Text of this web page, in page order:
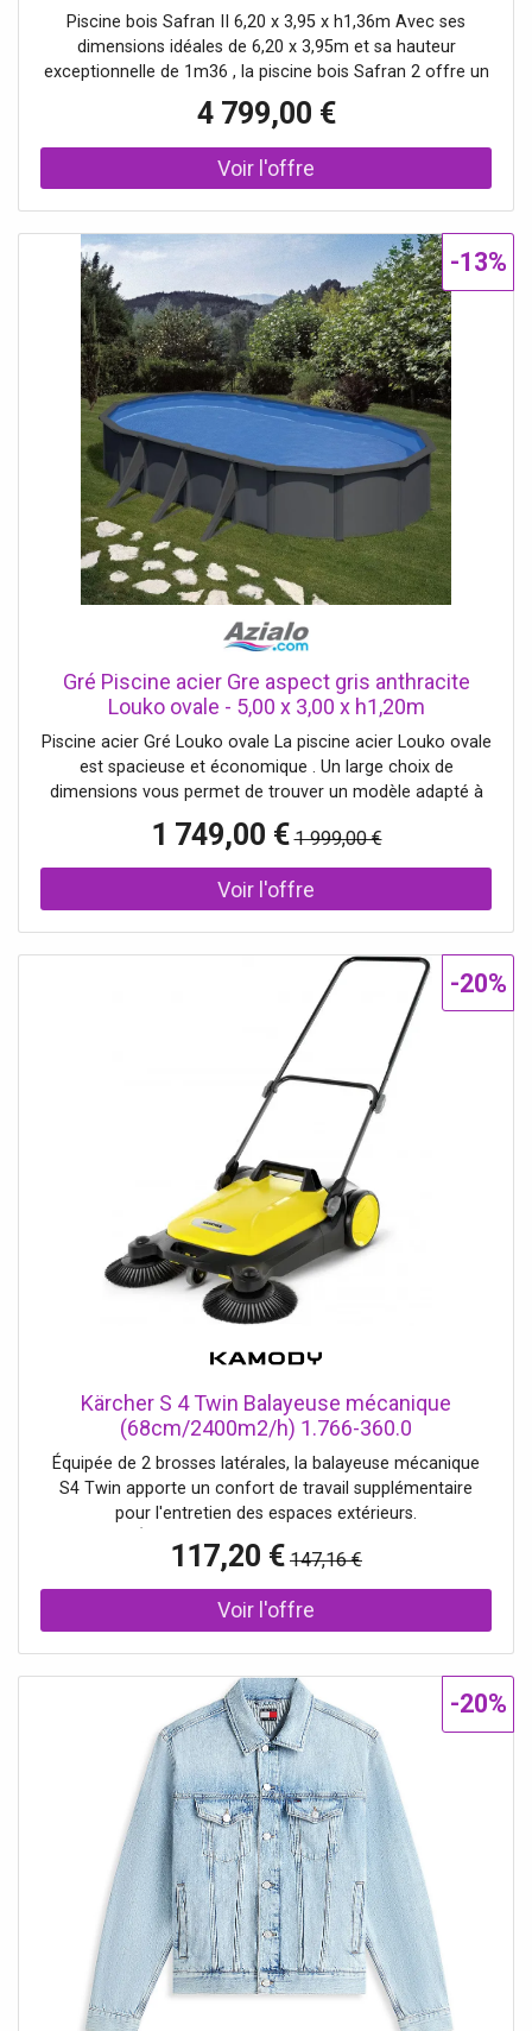
Piscine bois Safran II 6,20 x 3,95 x h1,36m Avec ses
dimensions idéales de 6,20 x 3,95m et sa hauteur
exceptionnelle de 1m36 , la piscine bois Safran 2 offre un
très large espace de baignade et un encombrement limité
grâce à sa forme octogonale. Elle fait partie des piscines
qui offrent plus de lib
4 799,00 €
Gré Piscine acier Gre aspect gris anthracite
Louko ovale - 5,00 x 3,00 x h1,20m
Piscine acier Gré Louko ovale La piscine acier Louko ovale
est spacieuse et économique . Un large choix de
dimensions vous permet de trouver un modèle adapté à
monter sans difficulté particulière, la piscine Louko est
livrée en kit complet
1 749,00 € 1 999,00 €
-13%
Kärcher S 4 Twin Balayeuse mécanique
(68cm/2400m2/h) 1.766-360.0
Équipée de 2 brosses latérales, la balayeuse mécanique
S4 Twin apporte un confort de travail supplémentaire
pour l'entretien des espaces extérieurs.
Amovible de 38 litres Manipulation facile du bac a déchet
amovible Cuve a déchets autostabilisée Grande largeur de
travail Balaie au plus pret des bords Poignée de transport
ergonomique Ajustable en hauteur avec fermeture a
balais latéraux: 680 mm • Rendement surfacique: max.
2400 m2/h • Habillage / Châssis Composite • Cuve a
déchets: 20 l • Poids (sans accessoires): 10,2 kg • Poids,
en ordre de marche: 10,2 kg • Poids (emballage inclus):
10,6 kg • Dimensions (L x l x h): 760 x 668 x 940 mm
Équipement • Nombre de brosses latérales, 2 Piece(s)
Piece(s) • Poignée de transport • Réglage du manche a
l'infinie • Position de rangement • Se replie pour le
stockage avec une simple pression du pied • Fixation des
brosses sans outils • Cuve a déchets autostabilisée Photo
d'illustration>
117,20 € 147,16 €
-20%
-20%